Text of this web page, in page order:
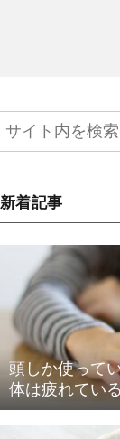
新着記事
頭しか使って
体は疲れてい